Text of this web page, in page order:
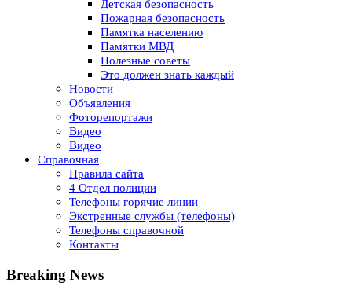
Детская безопасность
Пожарная безопасность
Памятка населению
Памятки МВД
Полезные советы
Это должен знать каждый
Новости
Объявления
Фоторепортажи
Видео
Видео
Справочная
Правила сайта
4 Отдел полиции
Телефоны горячие линии
Экстренные службы (телефоны)
Телефоны справочной
Контакты
Breaking News